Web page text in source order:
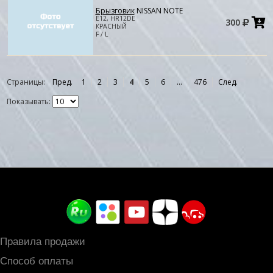
БрызговикNISSAN NOTE
E12, HR12DE
КРАСНЫЙ
F / L
300
Страницы: Пред. 1 2 3 4 5 6 ... 476
След.
Показывать:
Правила продажи
Способ оплаты